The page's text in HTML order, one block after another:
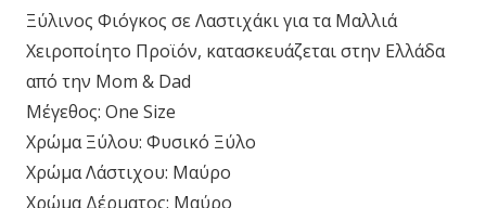
Ξύλινος Φιόγκος σε Λαστιχάκι για τα Μαλλιά
Χειροποίητο Προϊόν, κατασκευάζεται στην Ελλάδα
από την Mom & Dad
Μέγεθος: One Size
Χρώμα Ξύλου: Φυσικό Ξύλο
Χρώμα Λάστιχου: Μαύρο
Χρώμα Δέρματος: Μαύρο